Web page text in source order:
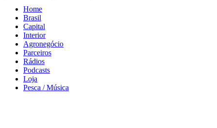
Home
Brasil
Capital
Interior
Agronegócio
Parceiros
Rádios
Podcasts
Loja
Pesca / Música